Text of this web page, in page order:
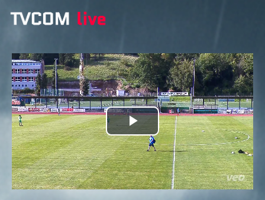
Přehrát
video